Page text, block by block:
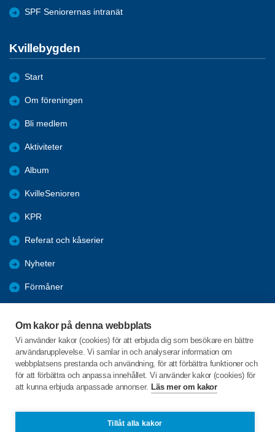
Om kakor på denna webbplats
Vi använder kakor (cookies) för att erbjuda dig som besökare en bättre
användarupplevelse. Vi samlar in och analyserar information om
webbplatsens prestanda och användning, för att förbättra funktioner och
för att förbättra och anpassa innehållet. Vi använder kakor (cookies) för
att kunna erbjuda anpassade annonser. Läs mer om kakor
Tillåt alla kakor
SPF Seniorernas intranät
Kvillebygden
Start
Om föreningen
Bli medlem
Aktiviteter
Album
KvilleSenioren
KPR
Referat och kåserier
Nyheter
Förmåner
Tanums kommun
Valet 2026
C/o:Inga-Lill Sörgard